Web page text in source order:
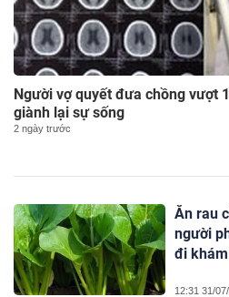
Người vợ quyết đưa chồng vượt
giành lại sự sống
2 ngày trước
Ăn rau
người
đi khám
12:31 31/